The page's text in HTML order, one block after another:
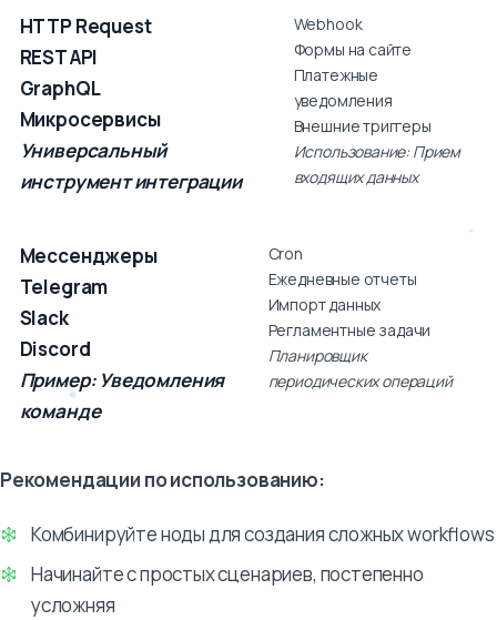
AI-ноды
OpenAI
Hugging Face
Анализ
тональности
Классификация
Автоматическая
обработка
отзывов
Базы данных:
Преимущество:
Прямой доступ
HTTP Request
REST API
GraphQL
Микросервисы
Универсальный
инструмент интеграции
Webhook
Формы на сайте
Платежные
уведомления
Внешние триггеры
Использование: Прием
входящих данных
Мессенджеры
Telegram
Slack
Discord
Пример: Уведомления
команде
Cron
Ежедневные отчеты
Импорт данных
Регламентные задачи
Планировщик
периодических операций
Рекомендации по использованию:
Комбинируйте ноды для создания сложных workflows
Начинайте с простых сценариев, постепенно
усложняя